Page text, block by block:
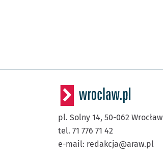
pl. Solny 14, 50-062 Wrocław
tel. 71 776 71 42
e-mail: redakcja@araw.pl